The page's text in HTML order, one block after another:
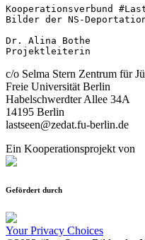
Kooperationsverbund
Bilder der NS-
Dr. Alina Bothe
Projektleiterin
c/o Selma Stern Zentrum für
Freie Universität Berlin
Habelschwerdter Allee 34A
14195 Berlin
lastseen@zedat.fu-berlin.de
Ein Kooperationsprojekt von
Gefördert durch
Your Privacy Choices